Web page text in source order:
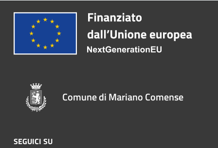
Comune di Mariano Comense
SEGUICI SU